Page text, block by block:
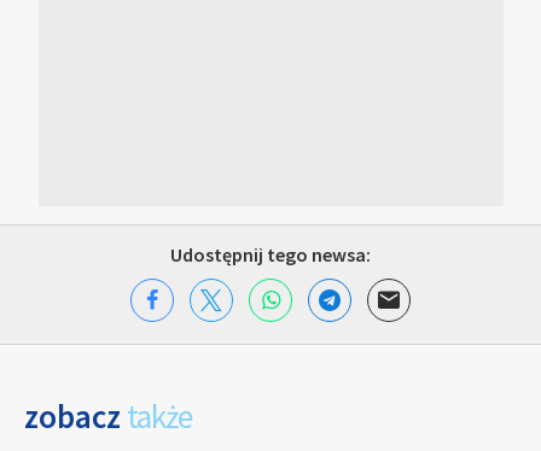
Udostępnij tego newsa:
zobacz także